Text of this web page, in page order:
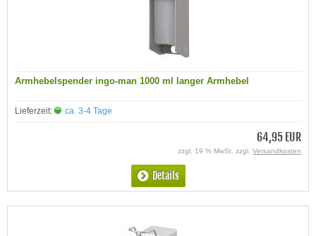
Armhebelspender ingo-man 1000 ml langer Armhebel
Lieferzeit: ca. 3-4 Tage
64,95 EUR
zzgl. 19 % MwSt. zzgl. Versandkosten
Details